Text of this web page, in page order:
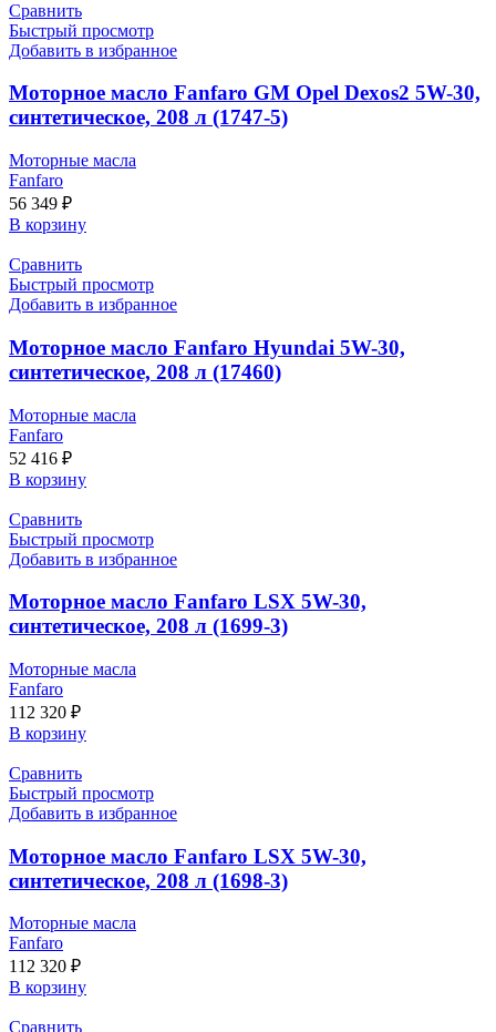
Сравнить
Быстрый просмотр
Добавить в избранное
Моторное масло Fanfaro GM Opel Dexos2 5W-30,
синтетическое, 208 л (1747-5)
Моторные масла
Fanfaro
56 349 ₽
В корзину
Сравнить
Быстрый просмотр
Добавить в избранное
Моторное масло Fanfaro Hyundai 5W-30,
синтетическое, 208 л (17460)
Моторные масла
Fanfaro
52 416 ₽
В корзину
Сравнить
Быстрый просмотр
Добавить в избранное
Моторное масло Fanfaro LSX 5W-30,
синтетическое, 208 л (1699-3)
Моторные масла
Fanfaro
112 320 ₽
В корзину
Сравнить
Быстрый просмотр
Добавить в избранное
Моторное масло Fanfaro LSX 5W-30,
синтетическое, 208 л (1698-3)
Моторные масла
Fanfaro
112 320 ₽
В корзину
Сравнить